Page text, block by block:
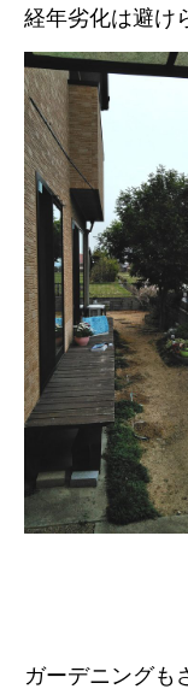
経年劣化は避け
ガーデニングも